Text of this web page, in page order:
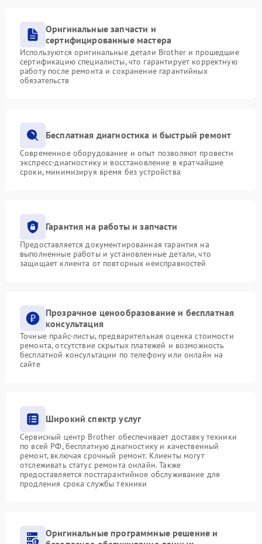
Оригинальные запчасти и
сертифицированные мастера
Используются оригинальные детали Brother и прошедшие
сертификацию специалисты, что гарантирует корректную
работу после ремонта и сохранение гарантийных
обязательств
Бесплатная диагностика и быстрый ремонт
Современное оборудование и опыт позволяют провести
экспресс-диагностику и восстановление в кратчайшие
сроки, минимизируя время без устройства
Гарантия на работы и запчасти
Предоставляется документированная гарантия на
выполненные работы и установленные детали, что
защищает клиента от повторных неисправностей
Прозрачное ценообразование и бесплатная
консультация
Точные прайс-листы, предварительная оценка стоимости
ремонта, отсутствие скрытых платежей и возможность
бесплатной консультации по телефону или онлайн на
сайте
Широкий спектр услуг
Сервисный центр Brother обеспечивает доставку техники
по всей РФ, бесплатную диагностику и качественный
ремонт, включая срочный ремонт. Клиенты могут
отслеживать статус ремонта онлайн. Также
предоставляется постгарантийное обслуживание для
продления срока службы техники
Оригинальные программные решение и